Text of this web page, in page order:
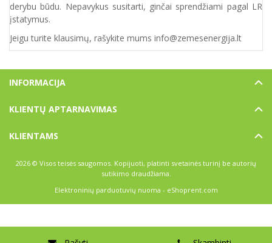
derybu būdu. Nepavykus susitarti, ginčai sprendžiami pagal LR
įstatymus.
Jeigu turite klausimų, rašykite mums info@zemesenergija.lt
INFORMACIJA
KLIENTŲ APTARNAVIMAS
KLIENTAMS
2026 © Visos teisės saugomos. Kopijuoti, platinti svetainės turinį be autorių
sutikimo draudžiama.
Elektroninių parduotuvių nuoma - eShoprent.com